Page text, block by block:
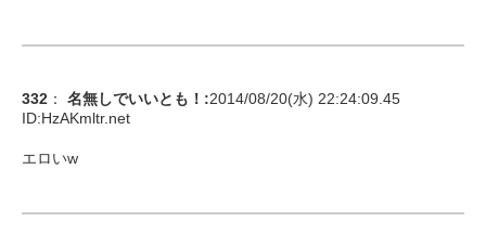
332 ： 名無しでいいとも！ :2014/08/20(水) 22:24:09.45
ID:HzAKmltr.net
エロいw